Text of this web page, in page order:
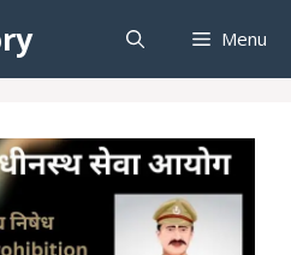
Menu